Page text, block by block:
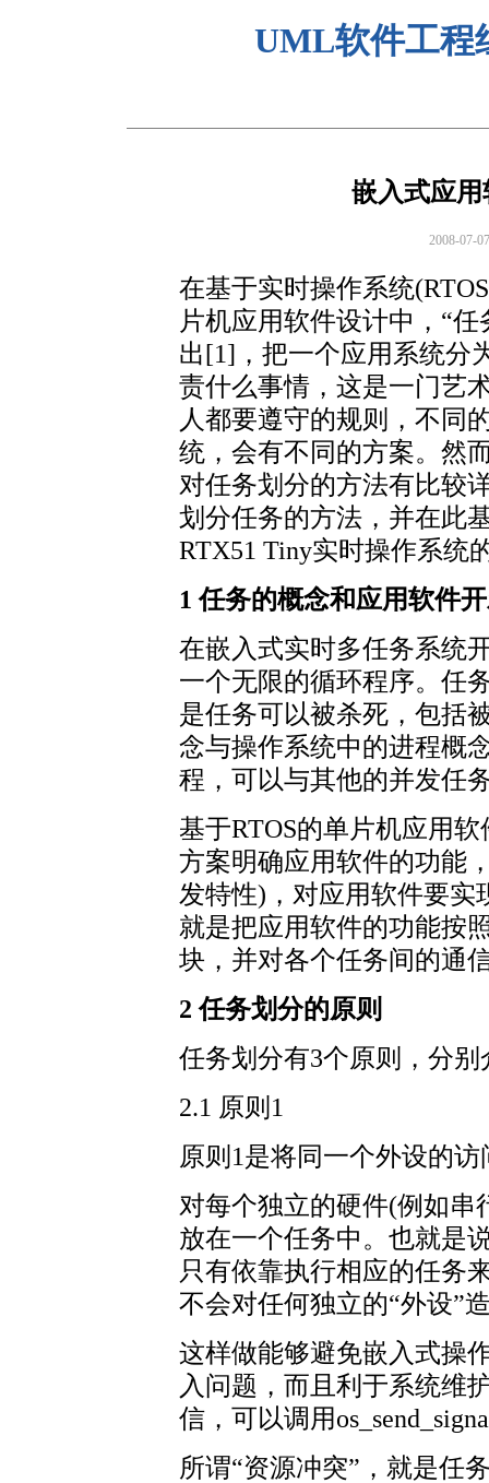
UML软件工程
嵌入式应
2008-07-
在基于实时操作系统
片机应用软件设计中，“
出[1]，把一个应用系统分
责什么事情，这是一门艺
人都要遵守的规则，不同
统，会有不同的方案。然
对任务划分的方法有比较
划分任务的方法，并在此
RTX51 Tiny实时操作系统
1 任务的概念和应用软件
在嵌入式实时多任务系统
一个无限的循环程序。任
是任务可以被杀死，包括
念与操作系统中的进程概
程，可以与其他的并发任
基于RTOS的单片机应用
方案明确应用软件的功能
发特性)，对应用软件要实
就是把应用软件的功能按
块，并对各个任务间的通
2 任务划分的原则
任务划分有3个原则，分别
2.1 原则1
原则1是将同一个外设的
对每个独立的硬件(例如串
放在一个任务中。也就是
只有依靠执行相应的任务
不会对任何独立的“外设”
这样做能够避免嵌入式操
入问题，而且利于系统维
信，可以调用
所谓“资源冲突”，就是任